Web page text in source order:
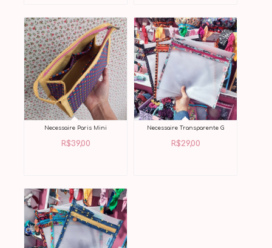
Necessaire Paris Mini
R$39,00
Necessaire Transparente G
R$29,00